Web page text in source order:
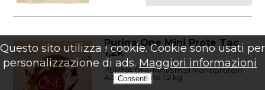
Purina One Mini Prote Tac
1,2k
PURINA ONE Mini/Small Monoprotein
Adult Tacchino 1,2 kg
Questo sito utilizza i cookie. Cookie sono usati per
personalizzazione di ads. Maggiori informazioni
Consenti